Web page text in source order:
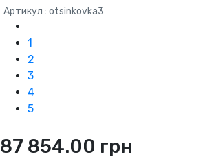
Артикул : otsinkovka3
1
2
3
4
5
87 854.00 грн